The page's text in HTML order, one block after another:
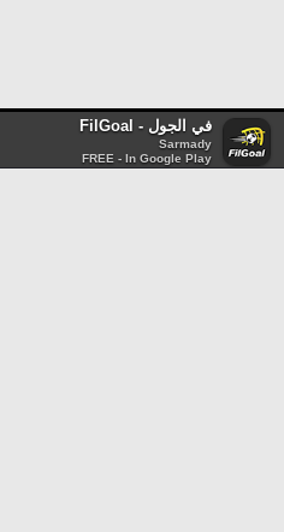
في الجول - FilGoal
Sarmady
FREE - In Google Play